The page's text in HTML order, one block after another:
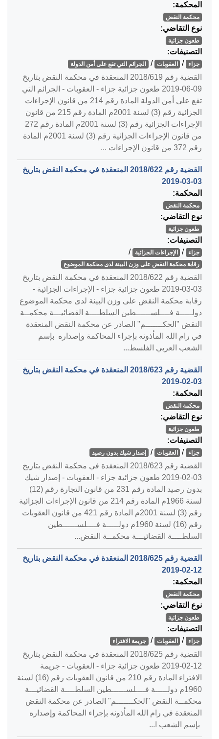
المحكمة:
محكمة النقض
نوع التقاضي:
طعون جزائية
التصنيفات:
جزاء / العقوبات / الجرائم التي تقع على أمن الدولة
القضية رقم ‎619‏/‎2018‏ المنعقدة في محكمة النقض بتاريخ
‎2019-06-09‏ طعون جزائية جزاء - العقوبات - الجرائم التي
تقع على أمن الدولة المادة رقم 214 من قانون الإجراءات
الجزائية رقم (3) لسنة 2001م المادة رقم 215 من قانون
الإجراءات الجزائية رقم (3) لسنة 2001م المادة رقم 272
من قانون الإجراءات الجزائية رقم (3) لسنة 2001م المادة
رقم 372 من قانون الإجراءات ...
القضية رقم ‎622‏/‎2018‏ المنعقدة في محكمة النقض بتاريخ
‎2019-03-03‏
المحكمة:
محكمة النقض
نوع التقاضي:
طعون جزائية
التصنيفات:
جزاء / الإجراءات الجزائية /
رقابة محكمة النقض على وزن البينة لدى محكمة الموضوع
القضية رقم ‎622‏/‎2018‏ المنعقدة في محكمة النقض بتاريخ
‎2019-03-03‏ طعون جزائية جزاء - الإجراءات الجزائية -
رقابة محكمة النقض على وزن البينة لدى محكمة الموضوع
دولـــــة فــــلســــــطين السلطــــة القضائيـــة محكمــة
النقض "الحكـــــــم" الصادر عن محكمة النقض المنعقدة
في رام الله المأذونه بإجراء المحاكمة وإصداره بإسم
الشعب العربي الفلسط...
القضية رقم ‎623‏/‎2018‏ المنعقدة في محكمة النقض بتاريخ
‎2019-02-03‏
المحكمة:
محكمة النقض
نوع التقاضي:
طعون جزائية
التصنيفات:
جزاء / العقوبات / إصدار شيك بدون رصيد
القضية رقم ‎623‏/‎2018‏ المنعقدة في محكمة النقض بتاريخ
‎2019-02-03‏ طعون جزائية جزاء - العقوبات - إصدار شيك
بدون رصيد المادة رقم 231 من قانون التجارة رقم (12)
لسنة 1966م المادة رقم 214 من قانون الإجراءات الجزائية
رقم (3) لسنة 2001م المادة رقم 421 من قانون العقوبات
رقم (16) لسنة 1960م دولـــــة فــــلســــــطين
السلطــــة القضائيـــة محكمــة النقض...
القضية رقم ‎625‏/‎2018‏ المنعقدة في محكمة النقض بتاريخ
‎2019-02-12‏
المحكمة:
محكمة النقض
نوع التقاضي:
طعون جزائية
التصنيفات:
جزاء / العقوبات / جريمة الافتراء
القضية رقم ‎625‏/‎2018‏ المنعقدة في محكمة النقض بتاريخ
‎2019-02-12‏ طعون جزائية جزاء - العقوبات - جريمة
الافتراء المادة رقم 210 من قانون العقوبات رقم (16) لسنة
1960م دولـــــة فــــلســــــطين السلطــــة القضائيـــة
محكمــة النقض "الحكـــــــم" الصادر عن محكمة النقض
المنعقدة في رام الله المأذونه بإجراء المحاكمة وإصداره
بإسم الشعب ا...